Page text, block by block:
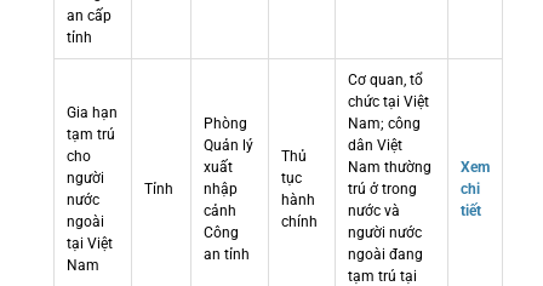
an cấp
tỉnh
Gia hạn
tạm trú
cho
người
nước
ngoài
tại Việt
Nam
Tỉnh
Phòng
Quản lý
xuất
nhập
cảnh
Công
an tỉnh
Thủ
tục
hành
chính
Cơ quan, tổ
chức tại Việt
Nam; công
dân Việt
Nam thường
trú ở trong
nước và
người nước
ngoài đang
tạm trú tại
Xem
chi
tiết